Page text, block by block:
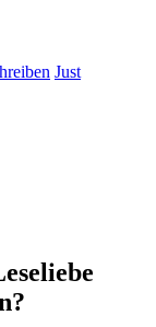
Just